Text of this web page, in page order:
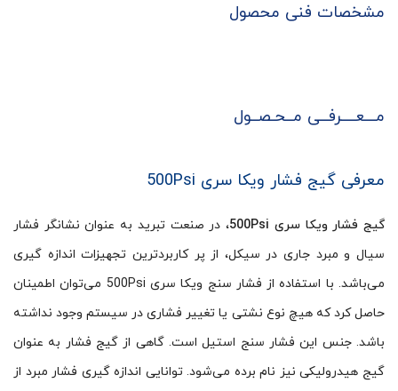
مشخصات فنی محصول
مـــعــــرفــی مــحـصــول
معرفی گیج فشار ویکا سری 500Psi
گیج فشار ویکا سری 500Psi
، در صنعت تبرید به عنوان نشانگر فشار
سیال و مبرد جاری در سیکل، از پر کاربردترین تجهیزات اندازه گیری
می‌باشد. با استفاده از فشار سنج ویکا سری 500Psi می‌توان اطمینان
حاصل کرد که هیچ نوع نشتی یا تغییر فشاری در سیستم وجود نداشته
باشد. جنس این فشار سنج استیل است. گاهی از گیج فشار به عنوان
گیج هیدرولیکی نیز نام برده می‌شود. توانایی اندازه گیری فشار مبرد از